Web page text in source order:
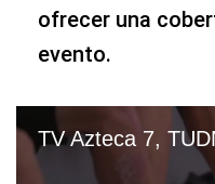
ofrecer una
evento.